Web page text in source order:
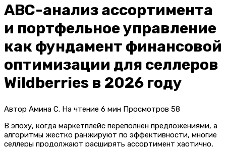
ABC-анализ ассортимента
и портфельное управление
как фундамент финансовой
оптимизации для селлеров
Wildberries в 2026 году
Автор Амина С. На чтение 6 мин Просмотров 58
В эпоху, когда маркетплейс переполнен предложениями, а
алгоритмы жестко ранжируют по эффективности, многие
селлеры продолжают расширять ассортимент хаотично,